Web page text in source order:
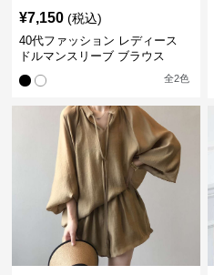
¥7,150 (税込)
40代ファッション レディース
ドルマンスリーブ ブラウス
全2色